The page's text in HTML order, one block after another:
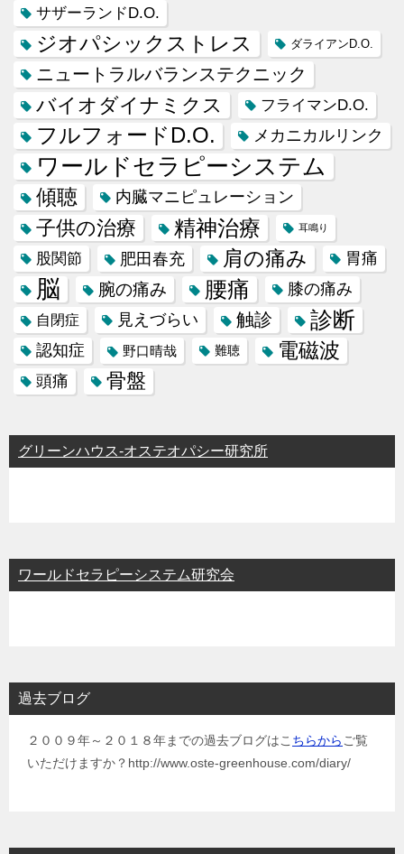
サザーランドD.O.
ジオパシックストレス ダライアンD.O.
ニュートラルバランステクニック
バイオダイナミクス フライマンD.O.
フルフォードD.O. メカニカルリンク
ワールドセラピーシステム
傾聴 内臓マニピュレーション
子供の治療 精神治療 耳鳴り
股関節 肥田春充 肩の痛み 胃痛
脳 腕の痛み 腰痛 膝の痛み
自閉症 見えづらい 触診 診断
認知症 野口晴哉 難聴 電磁波
頭痛 骨盤
グリーンハウス-オステオパシー研究所
ワールドセラピーシステム研究会
過去ブログ
２００９年～２０１８年までの過去ブログはこ ちらから ご覧
いただけますか？http://www.oste-greenhouse.com/diary/